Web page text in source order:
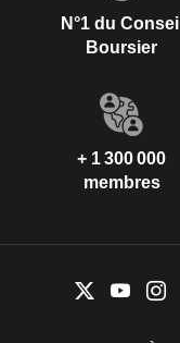
N°1 du Conseil
Boursier
+ 1 300 000
membres